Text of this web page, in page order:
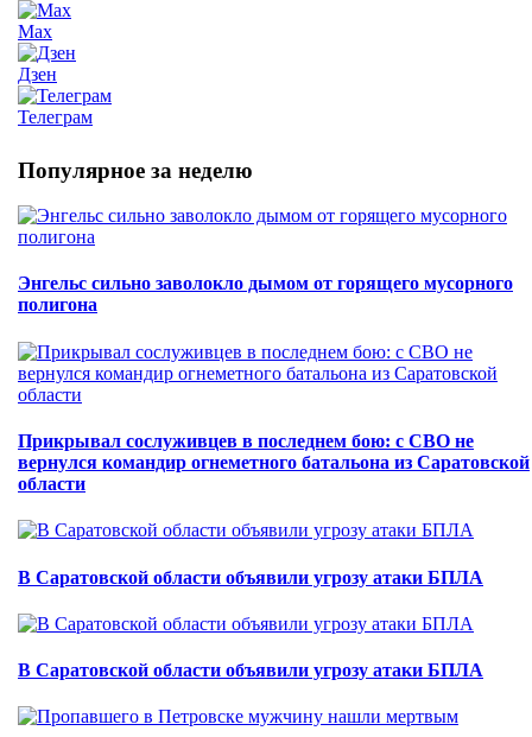
Max
Дзен
Телеграм
Популярное за неделю
Энгельс сильно заволокло дымом от горящего мусорного
полигона
Прикрывал сослуживцев в последнем бою: с СВО не
вернулся командир огнеметного батальона из Саратовской
области
В Саратовской области объявили угрозу атаки БПЛА
В Саратовской области объявили угрозу атаки БПЛА